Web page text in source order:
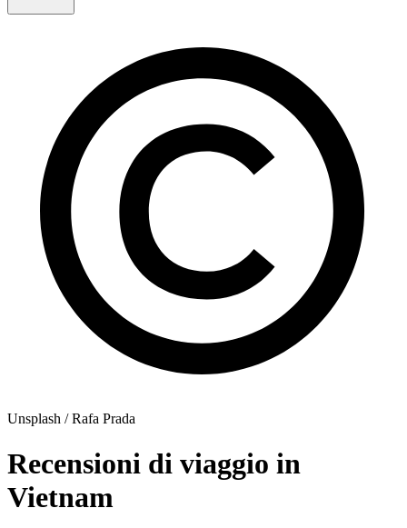
Unsplash / Rafa Prada
Recensioni di viaggio in
Vietnam